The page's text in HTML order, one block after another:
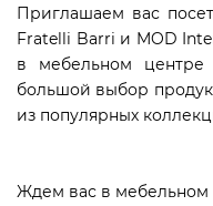
Приглашаем вас
Fratelli Barri и MOD
в мебельном центре
большой выбор
из популярных
Ждем вас в мебельном